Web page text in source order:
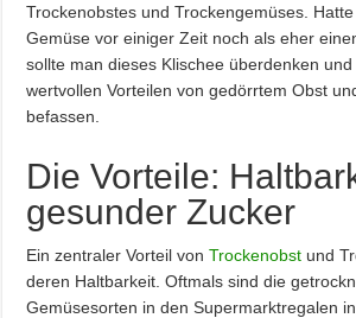
Trockenobstes und Trockengemüses.
Gemüse vor einiger Zeit noch als eher
sollte man dieses Klischee überdenken
wertvollen Vorteilen von gedörrtem Obst
befassen.
Die Vorteile:
gesunder Zucker
Ein zentraler Vorteil vonTrockenobst und
deren Haltbarkeit. Oftmals sind die
Gemüsesorten in den Supermarktregalen